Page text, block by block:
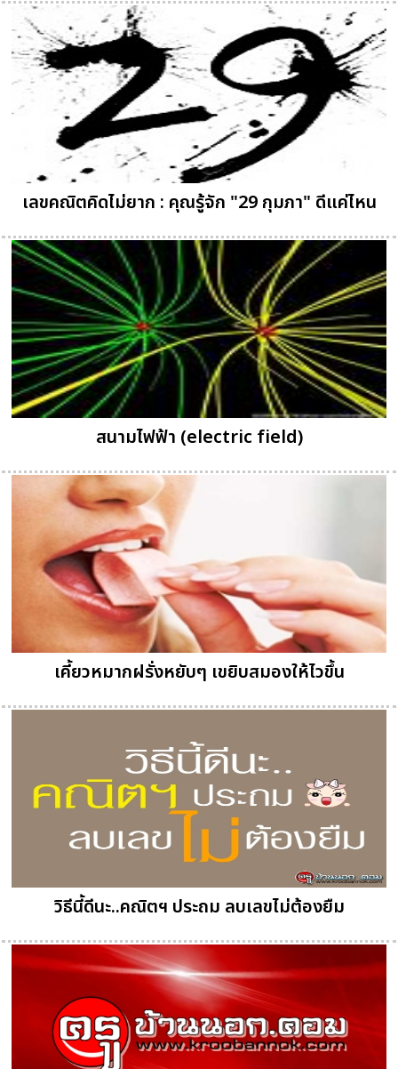
เลขคณิตคิดไม่ยาก : คุณรู้จัก "29 กุมภา" ดีแค่ไหน
สนามไฟฟ้า (electric field)
เคี้ยวหมากฝรั่งหยับๆ เขยิบสมองให้ไวขึ้น
วิธีนี้ดีนะ..คณิตฯ ประถม ลบเลขไม่ต้องยืม